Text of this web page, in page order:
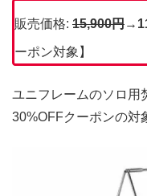
販売価格: 15,900円→
ーポン対象】
ユニフレームのソロ用
30%OFFクーポンの対